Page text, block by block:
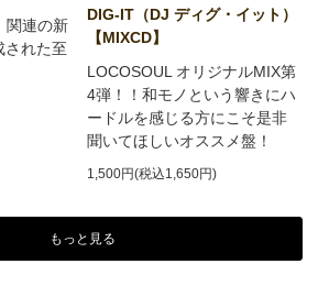
関連の新
された至
DIG-IT（DJ ディグ・イット）
【MIXCD】
LOCOSOUL オリジナルMIX第
4弾！！和モノという響きにハ
ードルを感じる方にこそ是非
聞いてほしいオススメ盤！
1,500円(税込1,650円)
もっと見る